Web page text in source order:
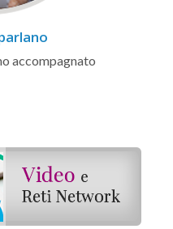
accompagnato